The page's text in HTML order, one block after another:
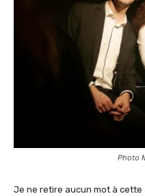
Photo
Je ne retire aucun mot à cette